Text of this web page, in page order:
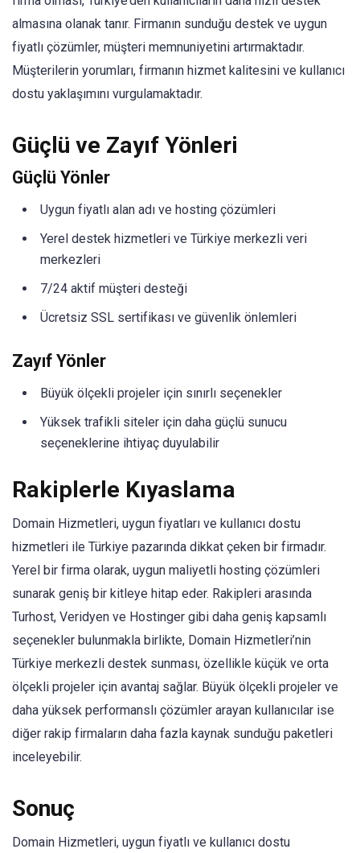
almasına olanak tanır. Firmanın sunduğu destek ve uygun
fiyatlı çözümler, müşteri memnuniyetini artırmaktadır.
Müşterilerin yorumları, firmanın hizmet kalitesini ve kullanıcı
dostu yaklaşımını vurgulamaktadır.
Güçlü ve Zayıf Yönleri
Güçlü Yönler
Uygun fiyatlı alan adı ve hosting çözümleri
Yerel destek hizmetleri ve Türkiye merkezli veri
merkezleri
7/24 aktif müşteri desteği
Ücretsiz SSL sertifikası ve güvenlik önlemleri
Zayıf Yönler
Büyük ölçekli projeler için sınırlı seçenekler
Yüksek trafikli siteler için daha güçlü sunucu
seçeneklerine ihtiyaç duyulabilir
Rakiplerle Kıyaslama
Domain Hizmetleri, uygun fiyatları ve kullanıcı dostu
hizmetleri ile Türkiye pazarında dikkat çeken bir firmadır.
Yerel bir firma olarak, uygun maliyetli hosting çözümleri
sunarak geniş bir kitleye hitap eder. Rakipleri arasında
Turhost, Veridyen ve Hostinger gibi daha geniş kapsamlı
seçenekler bulunmakla birlikte, Domain Hizmetleri’nin
Türkiye merkezli destek sunması, özellikle küçük ve orta
ölçekli projeler için avantaj sağlar. Büyük ölçekli projeler ve
daha yüksek performanslı çözümler arayan kullanıcılar ise
diğer rakip firmaların daha fazla kaynak sunduğu paketleri
inceleyebilir.
Sonuç
Domain Hizmetleri, uygun fiyatlı ve kullanıcı dostu